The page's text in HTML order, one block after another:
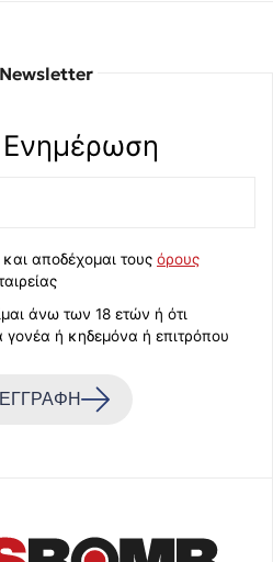
Newsletter
αποδέχομαι τους όρους
άνω των 18 ετών ή ότι
γονέα ή κηδεμόνα ή επιτρόπου